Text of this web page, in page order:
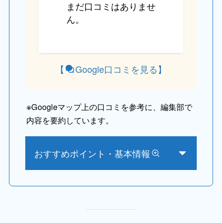
まだ口コミはありませ
ん。
【 Google口コミを見る】
※Googleマップ上の口コミを参考に、編集部で
内容を要約しています。
おすすめポイント・基本情報